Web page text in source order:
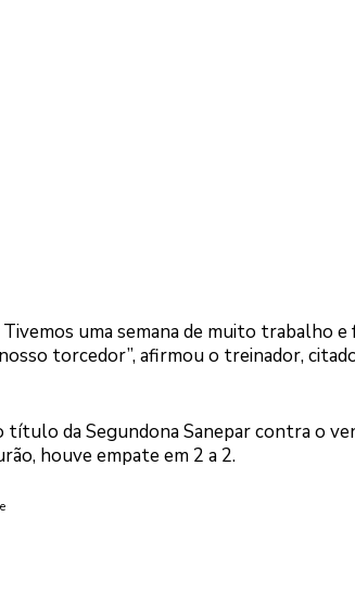
uma semana de muito trabalho e
torcedor”, afirmou o treinador,
título da Segundona Sanepar contra o
houve empate em 2 a 2.